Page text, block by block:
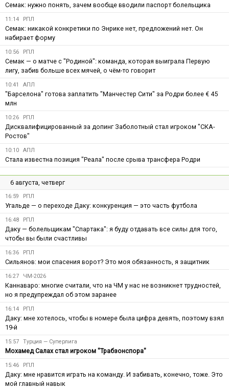
Семак: нужно понять, зачем вообще вводили паспорт болельщика
11:14 РПЛ
Семак: никакой конкретики по Энрике нет, предложений нет. Он
набирает форму
10:56 РПЛ
Семак — о матче с "Родиной": команда, которая выиграла Первую
лигу, забив больше всех мячей, о чём-то говорит
10:41 АПЛ
"Барселона" готова заплатить "Манчестер Сити" за Родри более € 45
млн
10:26 РПЛ
Дисквалифицированный за допинг Заболотный стал игроком "СКА-
Ростов"
10:10 АПЛ
Стала известна позиция "Реала" после срыва трансфера Родри
6 августа, четверг
16:59 РПЛ
Угальде — о переходе Даку: конкуренция — это часть футбола
16:48 РПЛ
Даку — болельщикам "Спартака": я буду отдавать все силы для того,
чтобы вы были счастливы
16:36 РПЛ
Сильянов: мои спасения ворот? Это моя обязанность, я защитник
16:27 ЧМ-2026
Каннаваро: многие считали, что на ЧМ у нас не возникнет трудностей,
но я предупреждал об этом заранее
16:14 РПЛ
Даку: мне хотелось, чтобы в номере была цифра девять, поэтому взял
19-й
15:57 Турция — Суперлига
Мохамед Салах стал игроком "Трабзонспора"
15:46 РПЛ
Даку: мне нравится играть на команду. И забивать, конечно, тоже. Это
мой главный навык